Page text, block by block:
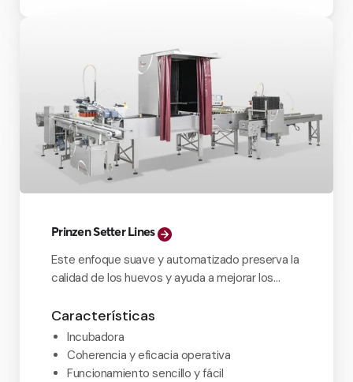
Prinzen Setter Lines
Este enfoque suave y automatizado preserva la
calidad de los huevos y ayuda a mejorar los
Características
Incubadora
Coherencia y eficacia operativa
Funcionamiento sencillo y fácil